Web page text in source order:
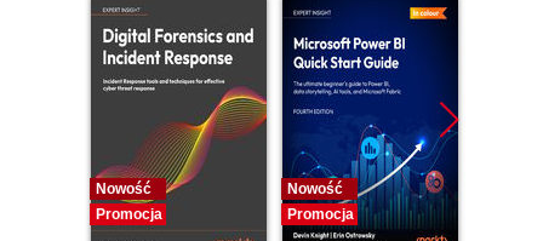
Nowość
Promocja
Nowość
Promocja